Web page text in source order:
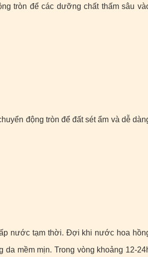
tròn để các dưỡng chất thấm sâu
động tròn để đất sét ẩm và dễ
nước tạm thời. Đợi khi nước hoa
mềm mịn. Trong vòng khoảng 12-